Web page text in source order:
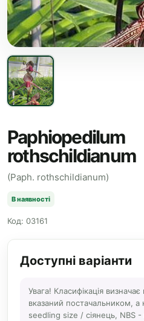
Paphiopedilum
rothschildianum
(Paph. rothschildianum)
В наявності
Код: 03161
Доступні варіанти
Увага! Класифікація
вказаний постачальником, а
seedling size / сіянець, NBS